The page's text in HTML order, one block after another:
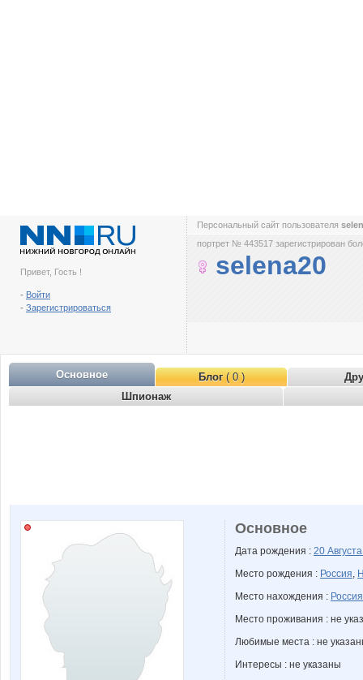
Привет, Гость !
- Войти
- Зарегистрироваться
Персональный сайт пользователя
портрет № 443517 зарегистрирован
selena20
Основное Блог( 0 )
Шпионаж
Основное
Дата рождения : 20
Место рождения : Россия,
Место нахождения : Россия
Место проживания : не
Любимые места : не
Интересы : не указаны